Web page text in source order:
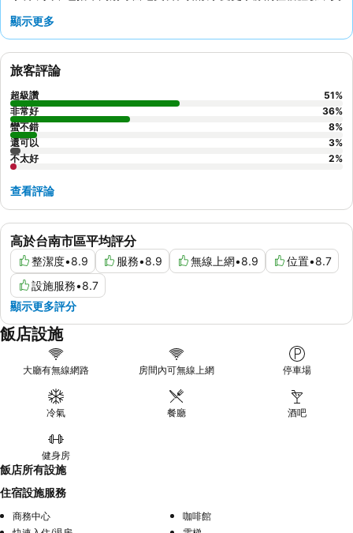
顯示更多
高於台南市區平均評分
整潔度•8.9 服務•8.9 無線上網•8.9 位置•8.7
設施服務•8.7
顯示更多評分
旅客評論
超級讚 51%
非常好
36%
蠻不錯
8%
還可以
3%
不太好
2%
查看評論
飯店設施
大廳有無線網路 房間內可無線上網 停車場
冷氣 餐廳 酒吧
健身房
飯店所有設施
住宿設施服務
商務中心
咖啡館